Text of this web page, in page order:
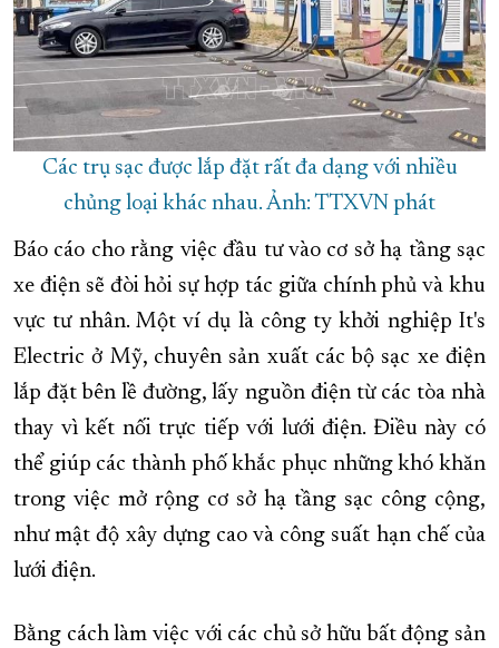
Các trụ sạc được lắp đặt rất đa dạng với nhiều
chủng loại khác nhau. Ảnh: TTXVN phát
Báo cáo cho rằng việc đầu tư vào cơ sở hạ tầng sạc
xe điện sẽ đòi hỏi sự hợp tác giữa chính phủ và khu
vực tư nhân. Một ví dụ là công ty khởi nghiệp It's
Electric ở Mỹ, chuyên sản xuất các bộ sạc xe điện
lắp đặt bên lề đường, lấy nguồn điện từ các tòa nhà
thay vì kết nối trực tiếp với lưới điện. Điều này có
thể giúp các thành phố khắc phục những khó khăn
trong việc mở rộng cơ sở hạ tầng sạc công cộng,
như mật độ xây dựng cao và công suất hạn chế của
lưới điện.
Bằng cách làm việc với các chủ sở hữu bất động sản